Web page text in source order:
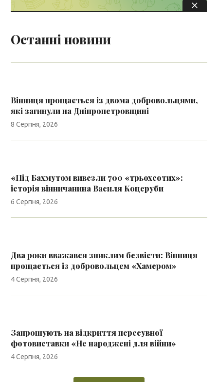
Останні новини
Вінниця прощається із двома добровольцями,
які загинули на Дніпропетровщині
8 Серпня, 2026
«Під Бахмутом вивезли 700 «трьохсотих»:
історія вінничанина Василя Коцеруби
6 Серпня, 2026
Два роки вважався зниклим безвісти: Вінниця
прощається із добровольцем «Хамером»
4 Серпня, 2026
Запрошують на відкриття пересувної
фотовиставки «Не народжені для війни»
4 Серпня, 2026